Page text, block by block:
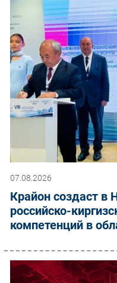
07.08.2026
Крайон создаст в
российско-
компетенций в